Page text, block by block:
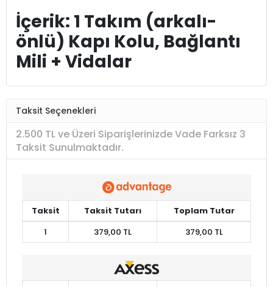
İçerik: 1 Takım (arkalı-
önlü) Kapı Kolu, Bağlantı
Mili + Vidalar
Taksit Seçenekleri
2.500 TL ve Üzeri Siparişlerinizde Vade Farksız 3
Taksit Sunulmaktadır.
Taksit Taksit Tutarı
Toplam Tutar
1
379,00 TL 379,00 TL